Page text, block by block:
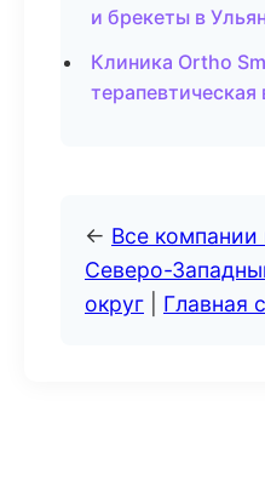
и брекеты в
Клиника Ortho
← Все компании
Северо-
округ
Главная